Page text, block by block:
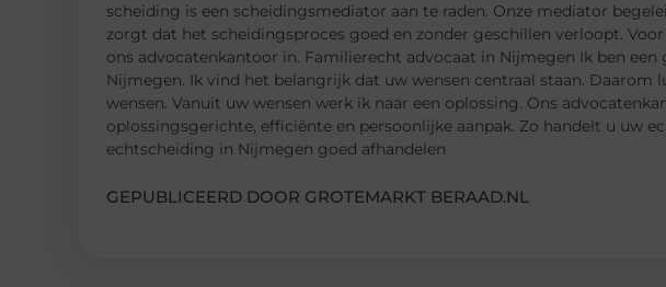
scheiding is een scheidingsmediator aan te raden. Onze mediator
zorgt dat het scheidingsproces goed en zonder geschillen verloopt.
ons advocatenkantoor in. Familierecht advocaat in Nijmegen Ik ben
Nijmegen. Ik vind het belangrijk dat uw wensen centraal staan. Daarom
wensen. Vanuit uw wensen werk ik naar een oplossing. Ons
oplossingsgerichte, efficiënte en persoonlijke aanpak. Zo handelt u uw
echtscheiding in Nijmegen goed afhandelen
GEPUBLICEERD DOOR GROTEMARKT BERAAD.NL